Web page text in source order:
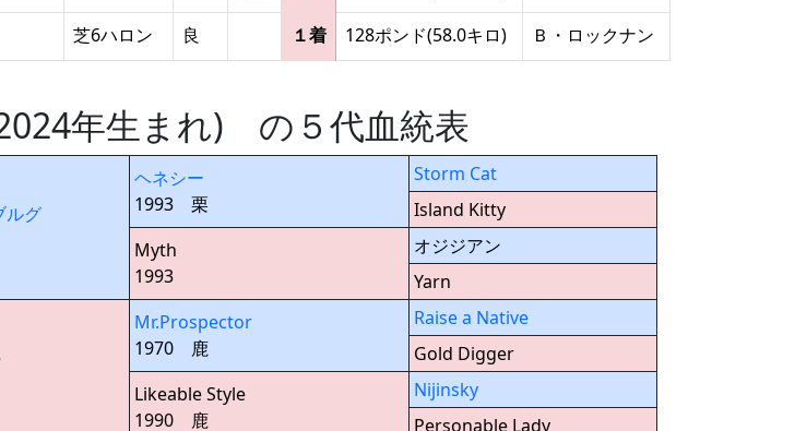
芝6ハロン 良 １着 128ポンド(58.0キロ) Ｂ・ロックナン
年生まれ) の５代血統表
ルグ
ヘネシー
1993 栗
Storm Cat
Island Kitty
Myth
1993
オジジアン
Yarn
Mr.Prospector
1970 鹿
Raise a Native
Gold Digger
Likeable Style
1990 鹿
Nijinsky
Personable Lady